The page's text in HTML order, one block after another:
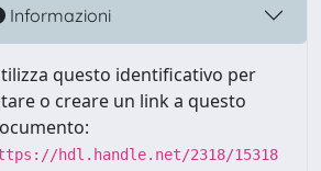
Informazioni
questo identificativo per
o creare un link a questo
hdl.handle.net/2318/15318